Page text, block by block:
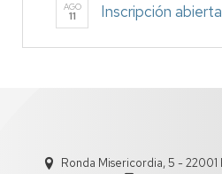
AGO
11 Inscripción
Ronda Misericordia, 5 - 22001